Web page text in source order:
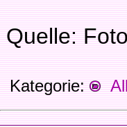
Quelle:
Kategorie: